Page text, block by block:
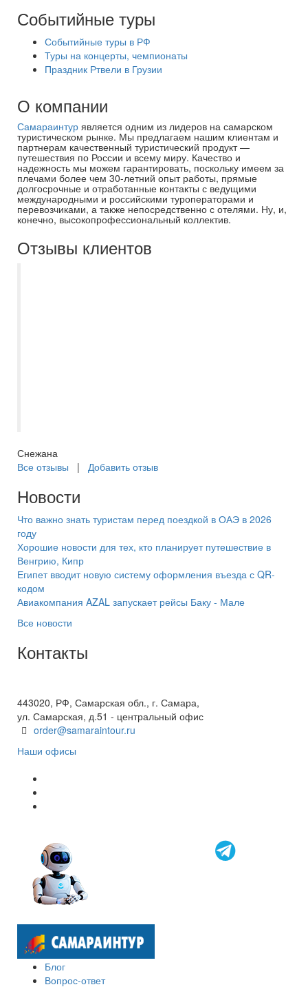
Событийные туры
Событийные туры в РФ
Туры на концерты, чемпионаты
Праздник Ртвели в Грузии
О компании
Самараинтур является одним из лидеров на самарском
туристическом рынке. Мы предлагаем нашим клиентам и
партнерам качественный туристический продукт —
путешествия по России и всему миру. Качество и
надежность мы можем гарантировать, поскольку имеем за
плечами более чем 30-летний опыт работы, прямые
долгосрочные и отработанные контакты с ведущими
международными и российскими туроператорами и
перевозчиками, а также непосредственно с отелями. Ну, и,
конечно, высокопрофессиональный коллектив.
Отзывы клиентов
Снежана
Все отзывы | Добавить отзыв
Новости
Что важно знать туристам перед поездкой в ОАЭ в 2026
году
Хорошие новости для тех, кто планирует путешествие в
Венгрию, Кипр
Египет вводит новую систему оформления въезда с QR-
кодом
Авиакомпания AZAL запускает рейсы Баку - Мале
Все новости
Контакты
443020, РФ, Самарская обл., г. Самара,
ул. Самарская, д.51 - центральный офис
order@samaraintour.ru
Наши офисы
Блог
Вопрос-ответ